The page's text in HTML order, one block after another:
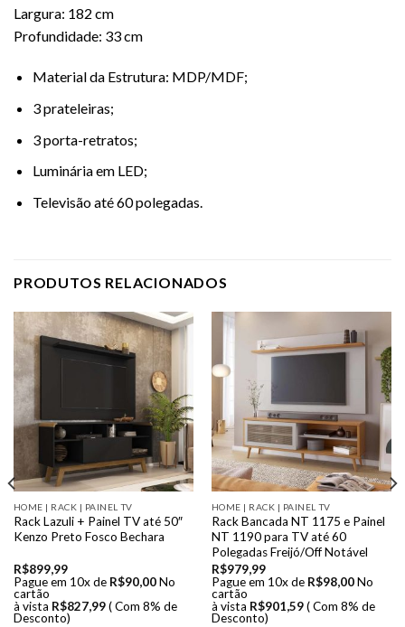
Largura: 182 cm
Profundidade: 33 cm
Material da Estrutura: MDP/MDF;
3 prateleiras;
3 porta-retratos;
Luminária em LED;
Televisão até 60 polegadas.
PRODUTOS RELACIONADOS
HOME | RACK | PAINEL TV
Rack Lazuli + Painel TV até 50″
Kenzo Preto Fosco Bechara
R$899,99
Pague em 10x de R$90,00 No
cartão
à vista R$827,99 ( Com 8% de
Desconto)
HOME | RACK | PAINEL TV
Rack Bancada NT 1175 e Painel
NT 1190 para TV até 60
Polegadas Freijó/Off Notável
R$979,99
Pague em 10x de R$98,00 No
cartão
à vista R$901,59 ( Com 8% de
Desconto)